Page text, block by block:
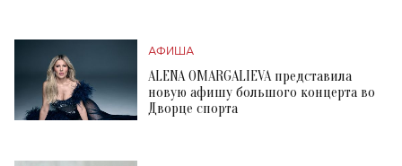
АФИША
ALENA OMARGALIEVA представила
новую афишу большого концерта во
Дворце спорта